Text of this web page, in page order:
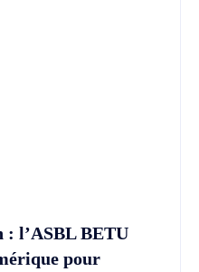
: l’ASBL BETU
pour